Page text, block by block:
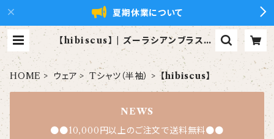
夏期休業について
【hibiscus】 | ズーラシアンブラス【x
ZBt】公式ショップ
HOME ウェア Tシャツ（半袖） 【hibiscus】
NEWS
●●10,000円以上のご注文で送料無料●●